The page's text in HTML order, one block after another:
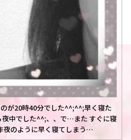
が20時40分でした^^;^^;早く寝た
中でした^^;、、で…また すぐに寝
した。 時々 昨夜のように早く寝てしまう…